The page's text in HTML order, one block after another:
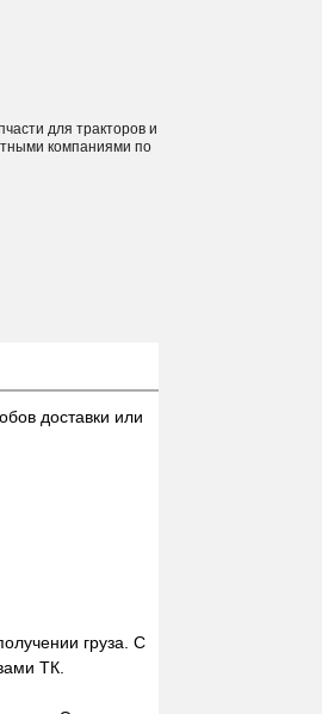
для тракторов и
компаниями по
доставки или
груза. С
ТК.